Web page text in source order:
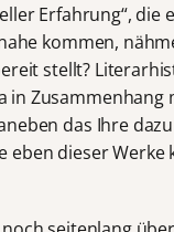
Erfahrung“,
kommen,
stellt?
in
das Ihre
eben dieser Werke